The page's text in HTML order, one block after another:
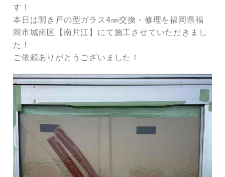
す！
本日は開き戸の型ガラス4㎜交換・修理を福岡県福
岡市城南区【南片江】にて施工させていただきまし
た！
ご依頼ありがとうございました！